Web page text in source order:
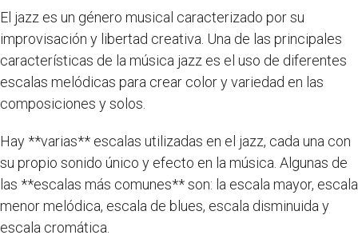
El jazz es un género musical caracterizado por su
improvisación y libertad creativa. Una de las principales
características de la música jazz es el uso de diferentes
escalas melódicas para crear color y variedad en las
composiciones y solos.
Hay **varias** escalas utilizadas en el jazz, cada una con
su propio sonido único y efecto en la música. Algunas de
las **escalas más comunes** son: la escala mayor, escala
menor melódica, escala de blues, escala disminuida y
escala cromática.